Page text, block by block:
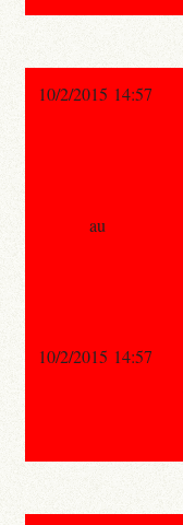
10/2/2015 14:57
au
10/2/2015 14:57